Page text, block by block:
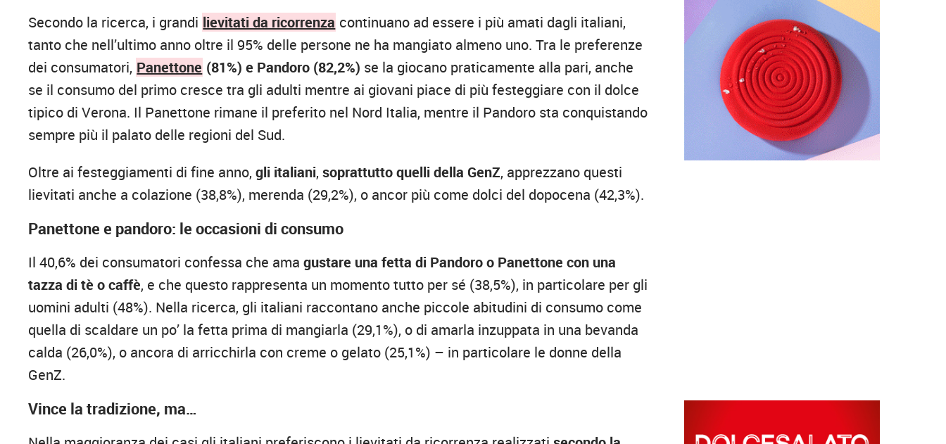
Secondo la ricerca, i grandi lievitati da ricorrenza continuano ad essere i più amati dagli italiani,
tanto che nell’ultimo anno oltre il 95% delle persone ne ha mangiato almeno uno. Tra le preferenze
dei consumatori, Panettone (81%) e Pandoro (82,2%) se la giocano praticamente alla pari, anche
se il consumo del primo cresce tra gli adulti mentre ai giovani piace di più festeggiare con il dolce
tipico di Verona. Il Panettone rimane il preferito nel Nord Italia, mentre il Pandoro sta conquistando
sempre più il palato delle regioni del Sud.
Oltre ai festeggiamenti di fine anno,gli italiani, soprattutto quelli della GenZ, apprezzano questi
lievitati anche a colazione (38,8%), merenda (29,2%), o ancor più come dolci del dopocena (42,3%).
Panettone e pandoro: le occasioni di consumo
Il 40,6% dei consumatori confessa che amagustare una fetta di Pandoro o Panettone con una
tazza di tè o caffè, e che questo rappresenta un momento tutto per sé (38,5%), in particolare per gli
uomini adulti (48%). Nella ricerca, gli italiani raccontano anche piccole abitudini di consumo come
quella di scaldare un po’ la fetta prima di mangiarla (29,1%), o di amarla inzuppata in una bevanda
calda (26,0%), o ancora di arricchirla con creme o gelato (25,1%) – in particolare le donne della
GenZ.
Vince la tradizione, ma…